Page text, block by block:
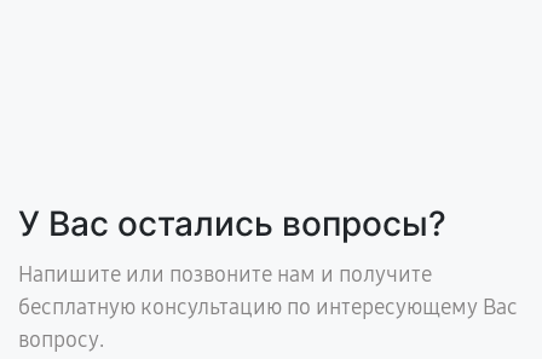
У Вас остались вопросы?
Напишите или позвоните нам и получите
бесплатную консультацию по интересующему Вас
вопросу.